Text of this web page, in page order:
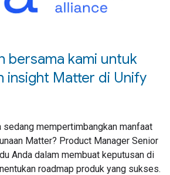
bersama kami untuk
insight Matter di Unify
sedang mempertimbangkan manfaat
Matter? Product Manager Senior
Anda dalam membuat keputusan di
roadmap produk yang sukses.